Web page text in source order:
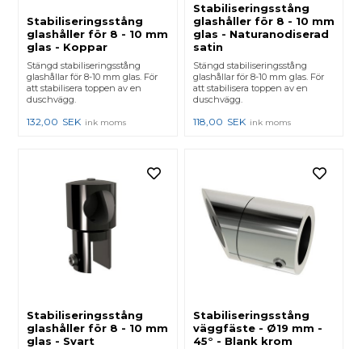
Stabiliseringsstång
glashåller för 8 - 10 mm
glas - Koppar
Stängd stabiliseringsstång
glashållar för 8-10 mm glas. För
att stabilisera toppen av en
duschvägg.
132,00 SEK ink moms
Stabiliseringsstång
glashåller för 8 - 10 mm
glas - Naturanodiserad
satin
Stängd stabiliseringsstång
glashållar för 8-10 mm glas. För
att stabilisera toppen av en
duschvägg.
118,00 SEK ink moms
Stabiliseringsstång
glashåller för 8 - 10 mm
glas - Svart
Stabiliseringsstång
väggfäste - Ø19 mm -
45° - Blank krom